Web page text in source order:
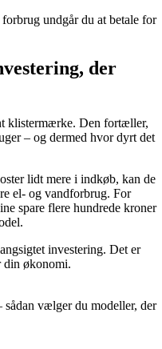
undgår du at betale for
der
klistermærke. Den fortæller,
– og dermed hvor dyrt det
lidt mere i indkøb, kan de
el- og vandforbrug. For
spare flere hundrede kroner
investering. Det er
din økonomi.
vælger du modeller, der